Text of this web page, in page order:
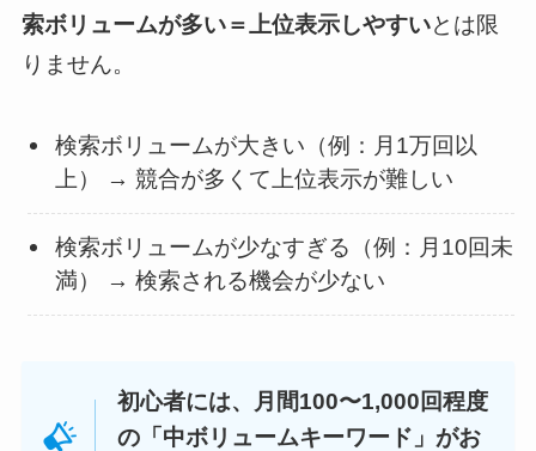
索ボリュームが多い＝上位表示しやすいとは限
りません。
検索ボリュームが大きい（例：月1万回以
上） → 競合が多くて上位表示が難しい
検索ボリュームが少なすぎる（例：月10回未
満） → 検索される機会が少ない
初心者には、月間100〜1,000回程度
の「中ボリュームキーワード」がお